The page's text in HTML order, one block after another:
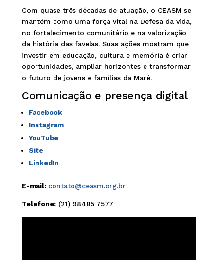
Com quase três décadas de atuação, o CEASM se
mantém como uma força vital na Defesa da vida,
no fortalecimento comunitário e na valorização
da história das favelas. Suas ações mostram que
investir em educação, cultura e memória é criar
oportunidades, ampliar horizontes e transformar
o futuro de jovens e famílias da Maré.
Comunicação e presença digital
Facebook
Instagram
YouTube
Site
LinkedIn
E-mail: contato@ceasm.org.br
Telefone:(21) 98485 7577